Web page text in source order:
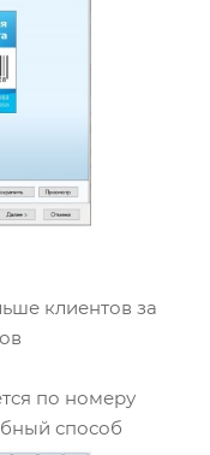
клиентов за
по номеру
способ